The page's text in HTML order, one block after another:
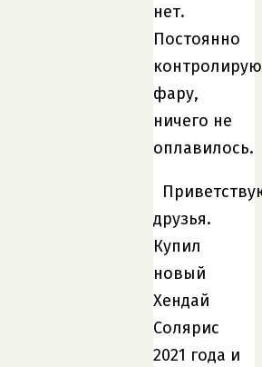
нет.
Постоянно
контролирую
фару,
ничего не
оплавилось.
друзья.
Купил
новый
Хендай
Солярис
2021 года и